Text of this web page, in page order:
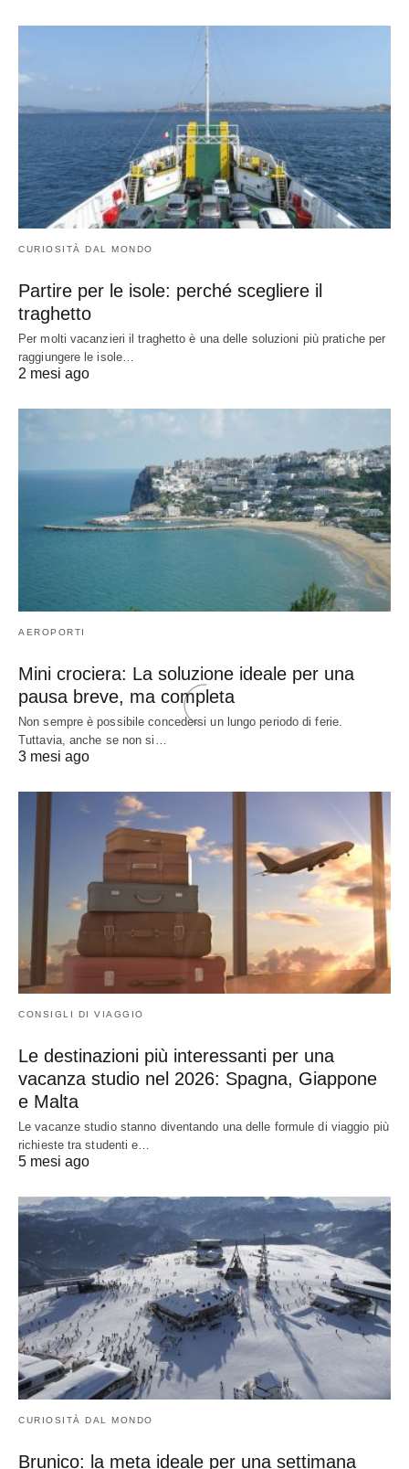
CURIOSITÀ DAL MONDO
Partire per le isole: perché scegliere il
traghetto
Per molti vacanzieri il traghetto è una delle soluzioni più pratiche per
raggiungere le isole…
2 mesi ago
AEROPORTI
Mini crociera: La soluzione ideale per una
pausa breve, ma completa
Non sempre è possibile concedersi un lungo periodo di ferie.
Tuttavia, anche se non si…
3 mesi ago
CONSIGLI DI VIAGGIO
Le destinazioni più interessanti per una
vacanza studio nel 2026: Spagna, Giappone
e Malta
Le vacanze studio stanno diventando una delle formule di viaggio più
richieste tra studenti e…
5 mesi ago
CURIOSITÀ DAL MONDO
Brunico: la meta ideale per una settimana